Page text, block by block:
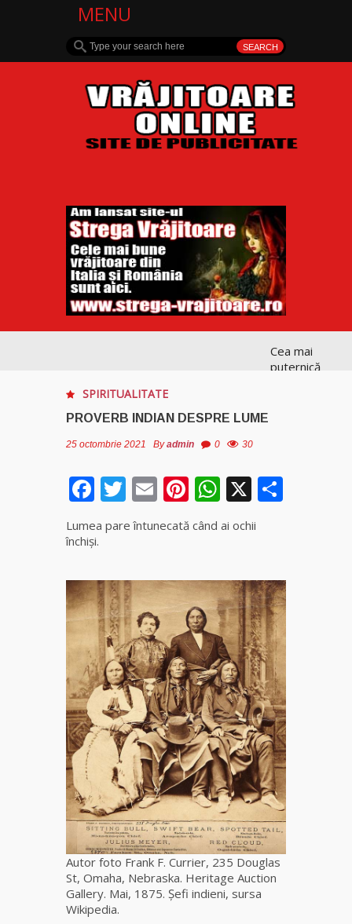
MENU
Cea mai
puternică
Clarvăzătoarea
Elena Natașa
magiei
negre
Tămăduitoarea
Ana Maria
Vrăjitoarea
Elena
Minodora
a revenit
din
Ierusalim
Celebra
vrăjitoare
Gheorghe,
singura
SPIRITUALITATE
PROVERB INDIAN DESPRE LUME
25 octombrie 2021 Byadmin 0 30
Facebook
Twitter
EmailPinterest
WhatsApp
X
Lumea pare întunecată când ai ochii
închiși.
Autor foto Frank F. Currier, 235 Douglas
St, Omaha, Nebraska. Heritage Auction
Gallery. Mai, 1875. Șefi indieni, sursa
Wikipedia.